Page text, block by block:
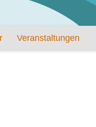
Veranstaltungen